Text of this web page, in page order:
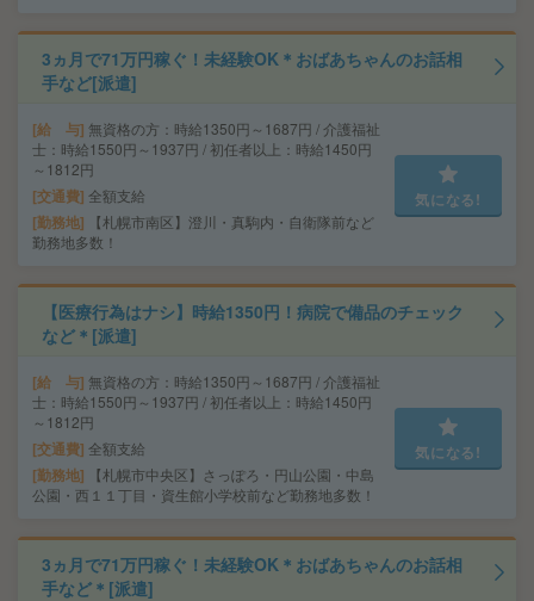
3ヵ月で71万円稼ぐ！未経験OK＊おばあちゃんのお話相
手など[派遣]
給 与 無資格の方：時給1350円～1687円 / 介護福祉
士：時給1550円～1937円 / 初任者以上：時給1450円
～1812円
交通費 全額支給
勤務地
【札幌市南区】澄川・真駒内・自衛隊前など
勤務地多数！
気になる!
【医療行為はナシ】時給1350円！病院で備品のチェック
など＊[派遣]
給 与 無資格の方：時給1350円～1687円 / 介護福祉
士：時給1550円～1937円 / 初任者以上：時給1450円
～1812円
交通費 全額支給
勤務地
【札幌市中央区】さっぽろ・円山公園・中島
公園・西１１丁目・資生館小学校前など勤務地多数！
気になる!
3ヵ月で71万円稼ぐ！未経験OK＊おばあちゃんのお話相
手など＊[派遣]